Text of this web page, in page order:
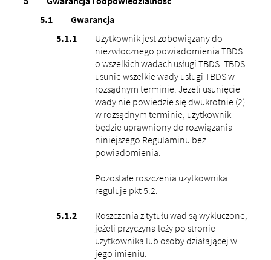
Gwarancja
Użytkownik jest zobowiązany do
niezwłocznego powiadomienia TBDS
o wszelkich wadach usługi TBDS. TBDS
usunie wszelkie wady usługi TBDS w
rozsądnym terminie. Jeżeli usunięcie
wady nie powiedzie się dwukrotnie (2)
w rozsądnym terminie, użytkownik
będzie uprawniony do rozwiązania
niniejszego Regulaminu bez
powiadomienia.
Pozostałe roszczenia użytkownika
reguluje pkt 5.2.
Roszczenia z tytułu wad są wykluczone,
jeżeli przyczyna leży po stronie
użytkownika lub osoby działającej w
jego imieniu.